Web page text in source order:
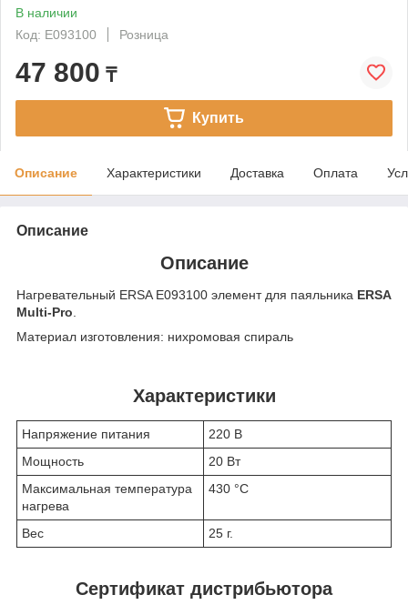
В наличии
Код: E093100
Розница
47 800 ₸
Купить
Описание Характеристики Доставка Оплата
Описание
Описание
Нагревательный ERSA E093100 элемент для паяльника ERSA
Multi-Pro.
Материал изготовления: нихромовая спираль
Характеристики
Напряжение питания
220 В
Мощность
20 Вт
Максимальная температура
нагрева
430 °С
Вес 25 г.
Сертификат дистрибьютора